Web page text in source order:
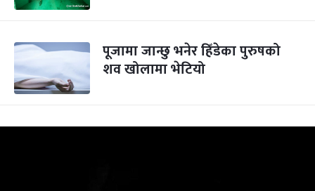
पूजामा जान्छु भनेर हिँडेका पुरुषको
शव खोलामा भेटियो